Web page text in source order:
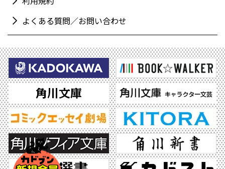
よくある質問／お問い合わせ